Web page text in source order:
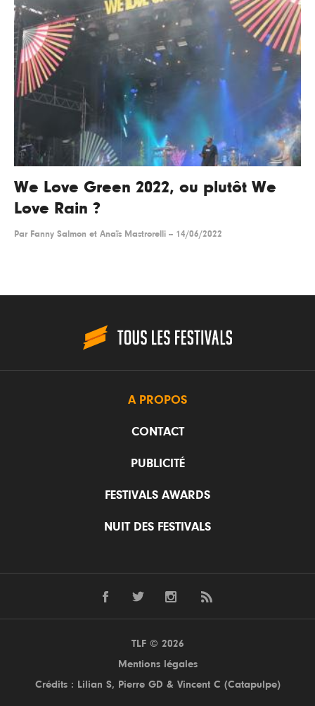
We Love Green 2022, ou plutôt We
Love Rain ?
Par Fanny Salmon et Anaïs Mastrorelli -- 14/06/2022
A PROPOS
CONTACT
PUBLICITÉ
FESTIVALS AWARDS
NUIT DES FESTIVALS
TLF © 2026
Mentions légales
Crédits : Lilian S, Pierre GD & Vincent C (Catapulpe)